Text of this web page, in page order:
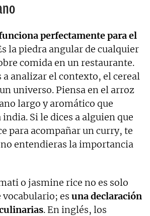
perfectamente para el
la piedra angular de cualquier
comida en un restaurante.
a analizar el contexto, el cereal
universo. Piensa en el arroz
largo y aromático que
Si le dices a alguien que
para acompañar un curry, te
entendieras la importancia
o jasmine rice no es solo
vocabulario; es una declaración
. En inglés, los